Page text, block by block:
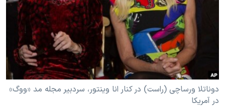
دوناتلا ورساچی (راست) در کنار انا وینتور، سردبیر مجله مد «ووگ»
در آمریکا